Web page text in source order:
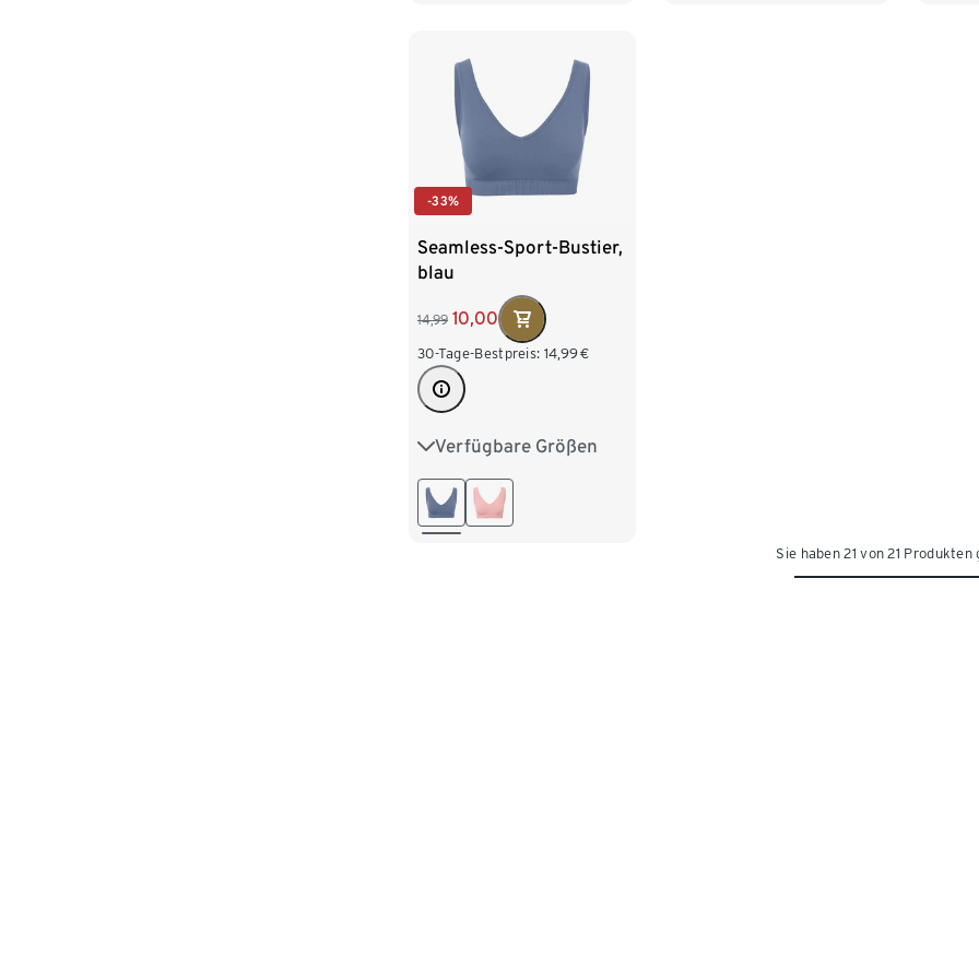
-33%
Seamless-Sport-Bustier,
blau
14,99 10,00
30-Tage-Bestpreis: 14,99€
Verfügbare Größen
XS 32/34 S 36/38
M 40/42
Sie haben 21 von 21 Produkten